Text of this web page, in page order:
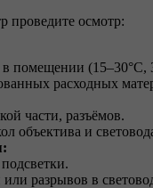
проведите осмотр:
помещении (15–30°C,
расходных
части, разъёмов.
объектива и
разрывов в